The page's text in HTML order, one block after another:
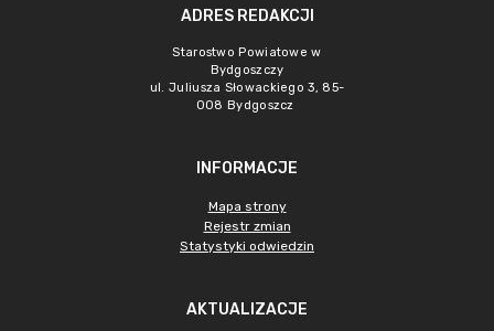
ADRES REDAKCJI
Starostwo Powiatowe w
Bydgoszczy
ul. Juliusza Słowackiego 3, 85-
008 Bydgoszcz
INFORMACJE
Mapa strony
Rejestr zmian
Statystyki odwiedzin
AKTUALIZACJE